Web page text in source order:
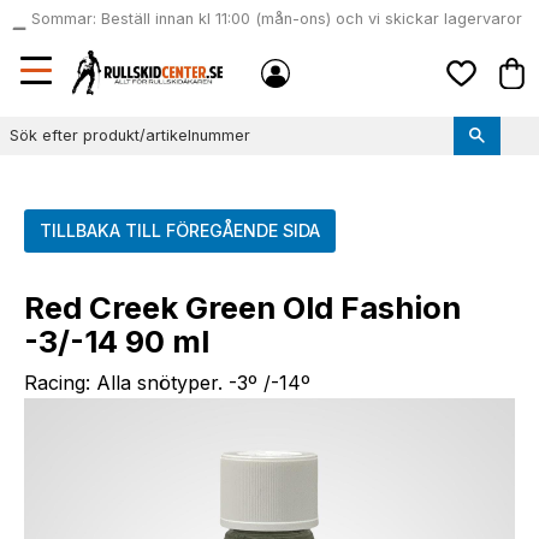
Meny
local_shipping
Sommar: Beställ innan kl 11:00 (mån-ons) och vi skickar lagervaror
samma dag
TILLBAKA TILL FÖREGÅENDE SIDA
Red Creek Green Old Fashion
-3/-14 90 ml
Racing: Alla snötyper. -3º /-14º